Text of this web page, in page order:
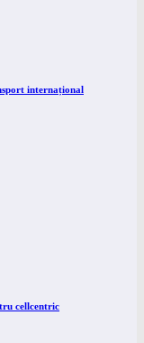
internațional
cellcentric